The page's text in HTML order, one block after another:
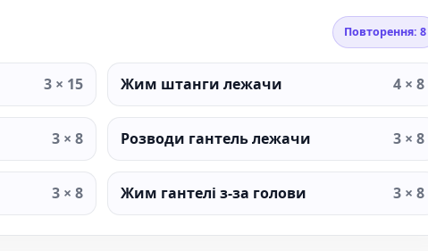
Повторення: 8
3 × 15 Жим штанги лежачи 4 × 8
3 × 8 Розводи гантель лежачи 3 × 8
3 × 8 Жим гантелі з-за голови 3 × 8